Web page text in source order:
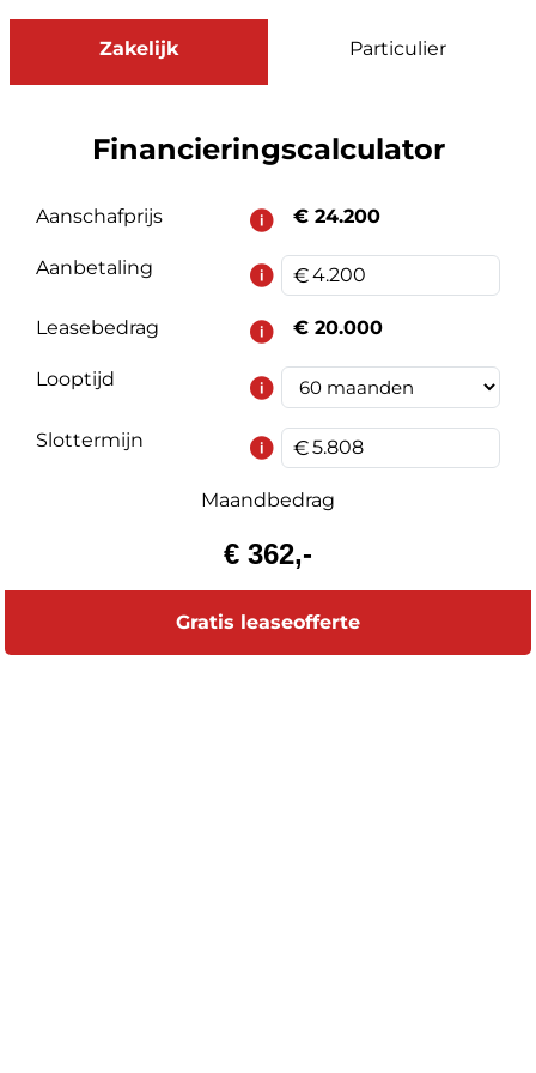
Zakelijk Particulier
Financieringscalculator
Aanschafprijs € 24.200
Aanbetaling
Leasebedrag € 20.000
Looptijd
Slottermijn
Maandbedrag
€ 362,-
Gratis leaseofferte